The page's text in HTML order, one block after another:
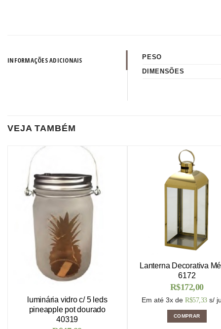
INFORMAÇÕES ADICIONAIS
PESO
DIMENSÕES
VEJA TAMBÉM
luminária vidro c/ 5 leds
pineapple pot dourado
40319
Lanterna Decorativa
6172
R$172,00
Em até 3x de R$57,33 s/
COMPRAR